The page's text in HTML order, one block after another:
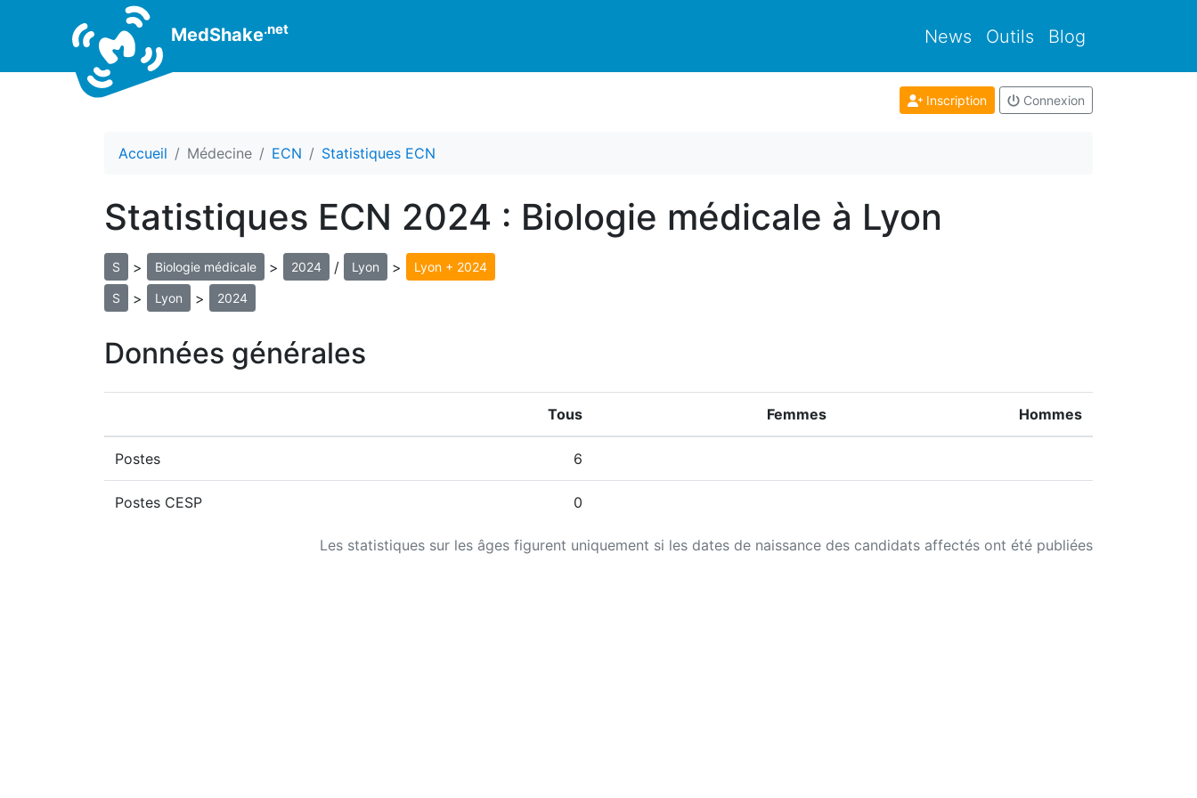
MedShake.net News Outils Blog
Inscription Connexion
Accueil Médecine ECN Statistiques ECN
Statistiques ECN 2024 : Biologie médicale à Lyon
S > Biologie médicale > 2024 / Lyon > Lyon + 2024
S > Lyon > 2024
Données générales
Les statistiques sur les âges figurent uniquement si les dates de naissance des candidats affectés ont été publiées
Tous Femmes Hommes
Postes 6
Postes CESP 0